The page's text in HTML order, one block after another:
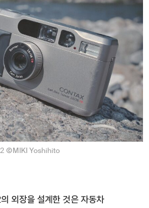
ⒸMIKI Yoshihito
외장을 설계한 것은 자동차